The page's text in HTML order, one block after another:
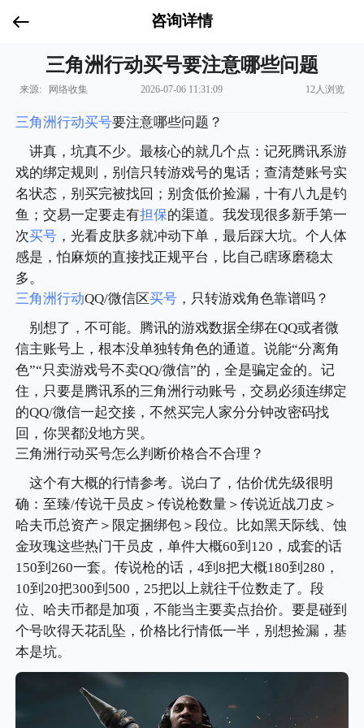
咨询详情
三角洲行动买号要注意哪些问题
来源: 网络收集 2026-07-06 11:31:09 12人浏览
三角洲行动买号要注意哪些问题？
讲真，坑真不少。最核心的就几个点：记死腾讯系游
戏的绑定规则，别信只转游戏号的鬼话；查清楚账号实
名状态，别买完被找回；别贪低价捡漏，十有八九是钓
鱼；交易一定要走有担保的渠道。我发现很多新手第一
次买号 ，光看皮肤多就冲动下单，最后踩大坑。个人体
感是，怕麻烦的直接找正规平台，比自己瞎琢磨稳太
多。
三角洲行动QQ/微信区买号 ，只转游戏角色靠谱吗？
别想了，不可能。腾讯的游戏数据全绑在QQ或者微
信主账号上，根本没单独转角色的通道。说能“分离角
色”“只卖游戏号不卖QQ/微信”的，全是骗定金的。记
住，只要是腾讯系的三角洲行动账号，交易必须连绑定
的QQ/微信一起交接，不然买完人家分分钟改密码找
回，你哭都没地方哭。
三角洲行动买号怎么判断价格合不合理？
这个有大概的行情参考。说白了，估价优先级很明
确：至臻/传说干员皮＞传说枪数量＞传说近战刀皮＞
哈夫币总资产＞限定捆绑包＞段位。比如黑天际线、蚀
金玫瑰这些热门干员皮，单件大概60到120，成套的话
150到260一套。传说枪的话，4到8把大概180到280，
10到20把300到500，25把以上就往千位数走了。段
位、哈夫币都是加项，不能当主要卖点抬价。要是碰到
个号吹得天花乱坠，价格比行情低一半，别想捡漏，基
本是坑。